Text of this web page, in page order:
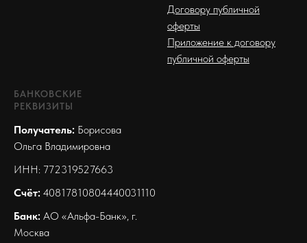
Договору публичной
оферты
Приложение к договору
публичной оферты
БАНКОВСКИЕ
РЕКВИЗИТЫ
Получатель: Борисова
Ольга Владимировна
ИНН: 772319527663
Счёт: 40817810804440031110
Банк: АО «Альфа-Банк», г.
Москва